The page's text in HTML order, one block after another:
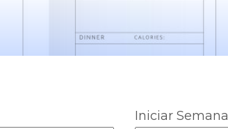
Iniciar Semana